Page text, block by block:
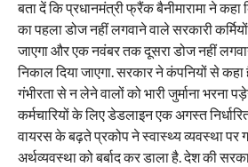
बता दें कि प्रधानमंत्री फ्रैंक बैनीमारामा ने
का पहला डोज नहीं लगवाने वाले सरकारी
जाएगा और एक नवंबर तक दूसरा डोज नहीं
निकाल दिया जाएगा. सरकार ने कंपनियों से
गंभीरता से न लेने वालों को भारी जुर्माना भरना
कर्मचारियों के लिए डेडलाइन एक अगस्त
वायरस के बढ़ते प्रकोप ने स्वास्थ्य व्यवस्था पर
अर्थव्यवस्था को बर्बाद कर डाला है. देश की